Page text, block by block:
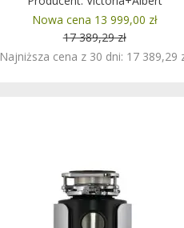
W MAGAZYNIE!!
Nowa cena 13 999,00 zł
17 389,29 zł
Najniższa cena z 30 dni: 17 389,29